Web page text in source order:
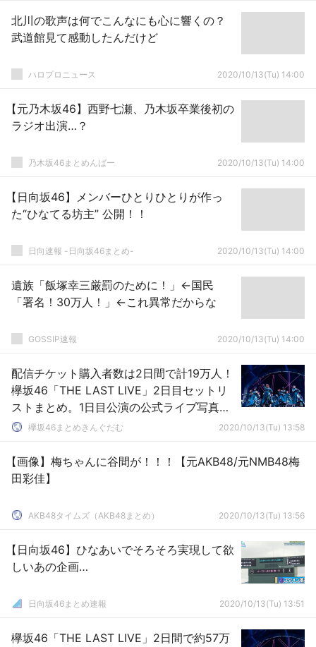
北川の歌声は何でこんなにも心に響くの？
武道館見て感動したんだけど
ハロプロニュース 2020/10/13(Tu) 14:00
【元乃木坂46】西野七瀬、乃木坂卒業後初の
ラジオ出演…？
乃木坂46まとめんばー 2020/10/13(Tu) 14:00
【日向坂46】メンバーひとりひとりが作っ
た“ひなてる坊主” 公開！！
日向速報 -日向坂46まとめ- 2020/10/13(Tu) 14:00
遺族「飯塚幸三厳罰のために！」←国民
「署名！30万人！」←これ異常だからな
GOSSIP速報 2020/10/13(Tu) 14:00
配信チケット購入者数は2日間で計19万人！
欅坂46「THE LAST LIVE」2日目セットリ
ストまとめ。1日目公演の公式ライブ写真が
各メディアで配信中。明日の朝の情報番組
欅坂46まとめきんぐだむ 2020/10/13(Tu) 13:58
【画像】梅ちゃんに谷間が！！！【元AKB48/元NMB48梅
田彩佳】
AKB48タイムズ（AKB48まとめ） 2020/10/13(Tu) 13:56
【日向坂46】ひなあいでそろそろ実現して欲
しいあの企画…
日向坂46まとめ速報 2020/10/13(Tu) 13:51
欅坂46「THE LAST LIVE」2日間で約57万